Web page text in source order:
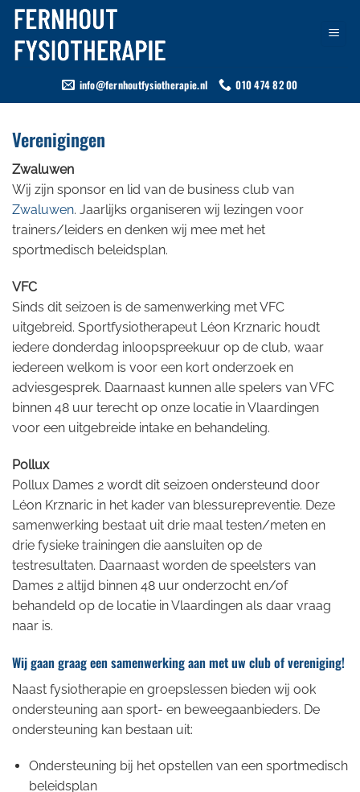
Ga
naar
inhoud
info@fernhoutfysiotherapie.nl 010 474 82 00
Verenigingen
Zwaluwen
Wij zijn sponsor en lid van de business club van
Zwaluwen. Jaarlijks organiseren wij lezingen voor
trainers/leiders en denken wij mee met het
sportmedisch beleidsplan.
VFC
Sinds dit seizoen is de samenwerking met VFC
uitgebreid. Sportfysiotherapeut Léon Krznaric houdt
iedere donderdag inloopspreekuur op de club, waar
iedereen welkom is voor een kort onderzoek en
adviesgesprek. Daarnaast kunnen alle spelers van VFC
binnen 48 uur terecht op onze locatie in Vlaardingen
voor een uitgebreide intake en behandeling.
Pollux
Pollux Dames 2 wordt dit seizoen ondersteund door
Léon Krznaric in het kader van blessurepreventie. Deze
samenwerking bestaat uit drie maal testen/meten en
drie fysieke trainingen die aansluiten op de
testresultaten. Daarnaast worden de speelsters van
Dames 2 altijd binnen 48 uur onderzocht en/of
behandeld op de locatie in Vlaardingen als daar vraag
naar is.
Wij gaan graag een samenwerking aan met uw club of vereniging!
Naast fysiotherapie en groepslessen bieden wij ook
ondersteuning aan sport- en beweegaanbieders. De
ondersteuning kan bestaan uit:
Ondersteuning bij het opstellen van een sportmedisch
beleidsplan